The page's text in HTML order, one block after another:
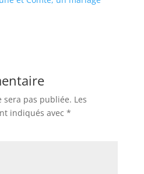
sera pas publiée. Les
indiqués avec *